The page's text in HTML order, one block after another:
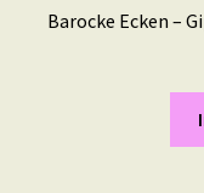
Barocke Ecken –